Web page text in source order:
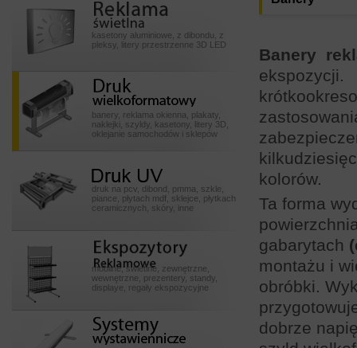
swietlneeeeee
kasetony aluminiowe, z dibondu, z
pleksy, litery przestrzenne 3D LED
Druk
wielkoformatowy
banery, reklama okienna, plakaty,
naklejki, szyldy, kasetony, litery 3D,
oklejanie samochodów i sklepów
druk na pcv, dibond, pmma, szkle,
piance, płytach mdf, sklejce, płytkach
ceramicznych, skóry, inne
Ekspozytory POSssss
mobilne, świetlne, zewnętrzne,
wewnętrzne, prezentery, standy,
displaye, regały ekspozycyjne
Systemy
wystawiennicze
Banery
kolorów.
Ta forma
gabarytach
montażu i
obróbki.
dobrze